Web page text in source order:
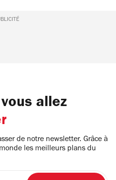
allez
de notre newsletter. Grâce à
les meilleurs plans du